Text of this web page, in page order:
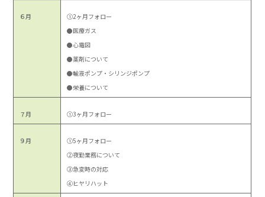
６月
①2ヶ月フォロー
●医療ガス
●心電図
●薬剤について
●輸液ポンプ・シリンジポンプ
●栄養について
７月 ①3ヶ月フォロー
９月
①5ヶ月フォロー
②夜勤業務について
③急変時の対応
④ヒヤリハット